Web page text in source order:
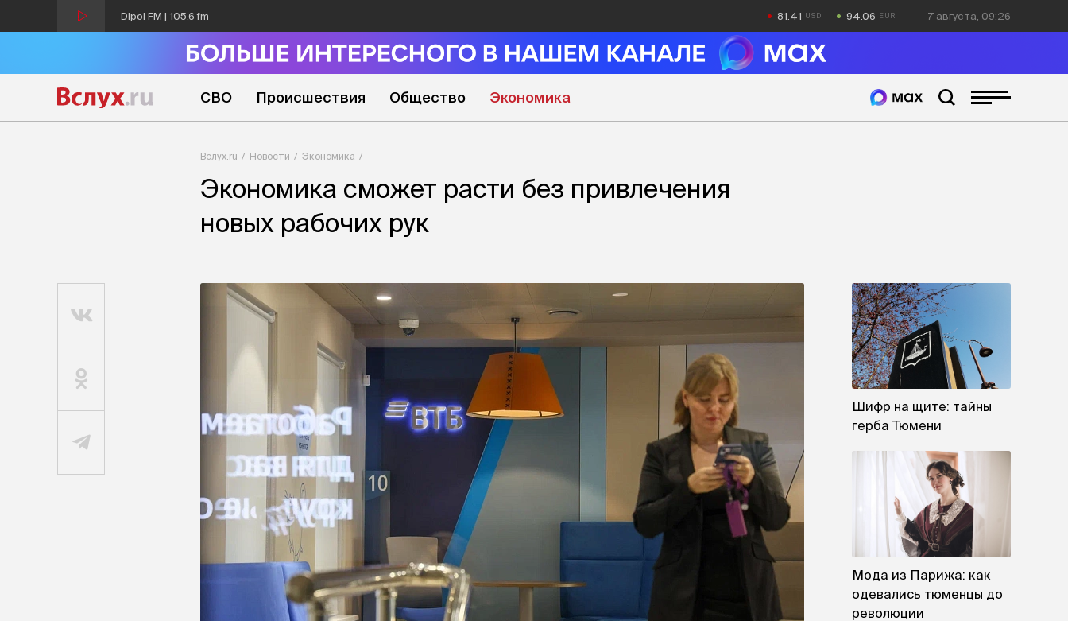
Dipol FM | 105,6 fm 81.41 94.06 7 августа, 09:26
СВО Происшествия Общество Экономика
Вслух.ru Новости Экономика
Экономика сможет расти без привлечения
новых рабочих рук
Шифр на щите: тайны
герба Тюмени
Мода из Парижа: как
одевались тюменцы до
революции